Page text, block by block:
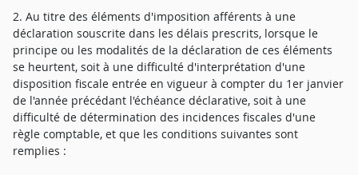
2. Au titre des éléments d'imposition afférents à une
déclaration souscrite dans les délais prescrits, lorsque le
principe ou les modalités de la déclaration de ces éléments
se heurtent, soit à une difficulté d'interprétation d'une
disposition fiscale entrée en vigueur à compter du 1er janvier
de l'année précédant l'échéance déclarative, soit à une
difficulté de détermination des incidences fiscales d'une
règle comptable, et que les conditions suivantes sont
remplies :